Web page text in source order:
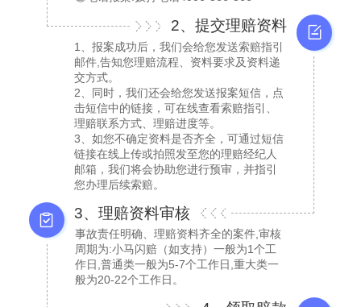
2、提交理赔资料
1、报案成功后，我们会给您发送索赔指引
邮件,告知您理赔流程、资料要求及资料递
交方式。
2、同时，我们还会给您发送报案短信，点
击短信中的链接，可在线查看索赔指引、
理赔联系方式、理赔进度等。
3、如您不确定资料是否齐全，可通过短信
链接在线上传或拍照发至您的理赔经纪人
邮箱，我们将会协助您进行预审，并指引
您办理后续索赔。
3、理赔资料审核
事故责任明确、理赔资料齐全的案件,审核
周期为:小马闪赔（如支持）一般为1个工
作日,普通类一般为5-7个工作日,重大类一
般为20-22个工作日。